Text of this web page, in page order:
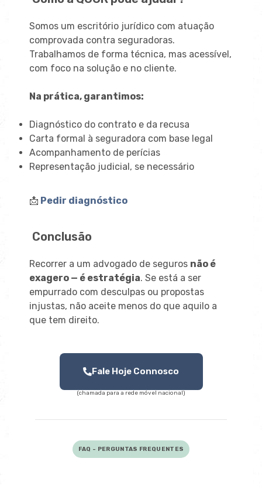
Somos um escritório jurídico com atuação
comprovada contra seguradoras.
Trabalhamos de forma técnica, mas acessível,
com foco na solução e no cliente.
Na prática, garantimos:
Diagnóstico do contrato e da recusa
Carta formal à seguradora com base legal
Acompanhamento de perícias
Representação judicial, se necessário
📩 Pedir diagnóstico
Conclusão
Recorrer a um advogado de seguros não é
exagero — é estratégia. Se está a ser
empurrado com desculpas ou propostas
injustas, não aceite menos do que aquilo a
que tem direito.
Fale Hoje Connosco
(chamada para a rede móvel nacional)
FAQ - PERGUNTAS FREQUENTES